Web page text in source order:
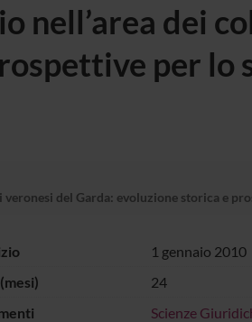
nell’area dei
per
del Garda: evoluzione storica e
1 gennaio 2010
24
Scienze